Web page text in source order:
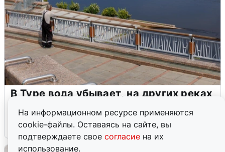
На информационном ресурсе применяются
cookie-файлы. Оставаясь на сайте, вы
подтверждаете свое согласие на их
использование.
В Туре вода убывает, на других реках
4 августа 0